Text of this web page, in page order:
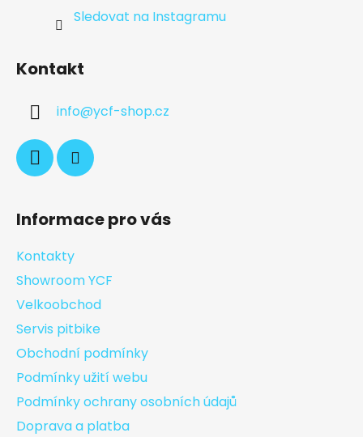
Sledovat na Instagramu
Kontakt
info@ycf-shop.cz
Informace pro vás
Kontakty
Showroom YCF
Velkoobchod
Servis pitbike
Obchodní podmínky
Podmínky užití webu
Podmínky ochrany osobních údajů
Doprava a platba